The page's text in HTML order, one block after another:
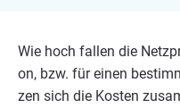
Wie hoch fal­len die
on, bzw. für einen
zen sich die Kos­ten